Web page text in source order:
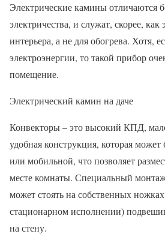
Электрические камины отличаются
электричества, и служат, скорее, как
интерьера, а не для обогрева. Хотя,
электроэнергии, то такой прибор
помещение.
Электрический камин на даче
Конвекторы – это высокий КПД,
удобная конструкция, которая
или мобильной, что позволяет
месте комнаты. Специальный
может стоять на собственных
стационарном исполнении)
на стену.